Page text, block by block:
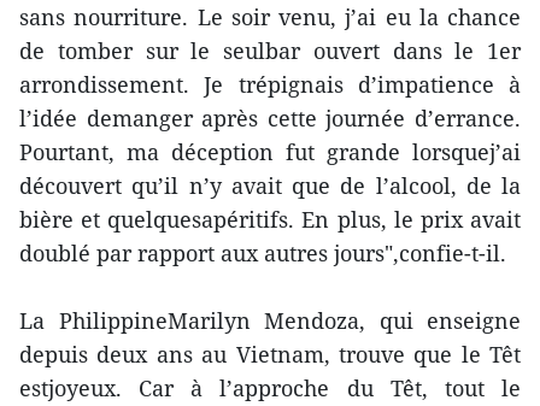
sans nourriture. Le soir venu, j’ai eu la chance
de tomber sur le seulbar ouvert dans le 1er
arrondissement. Je trépignais d’impatience à
l’idée demanger après cette journée d’errance.
Pourtant, ma déception fut grande lorsquej’ai
découvert qu’il n’y avait que de l’alcool, de la
bière et quelquesapéritifs. En plus, le prix avait
doublé par rapport aux autres jours",confie-t-il.
La PhilippineMarilyn Mendoza, qui enseigne
depuis deux ans au Vietnam, trouve que le Têt
estjoyeux. Car à l’approche du Têt, tout le